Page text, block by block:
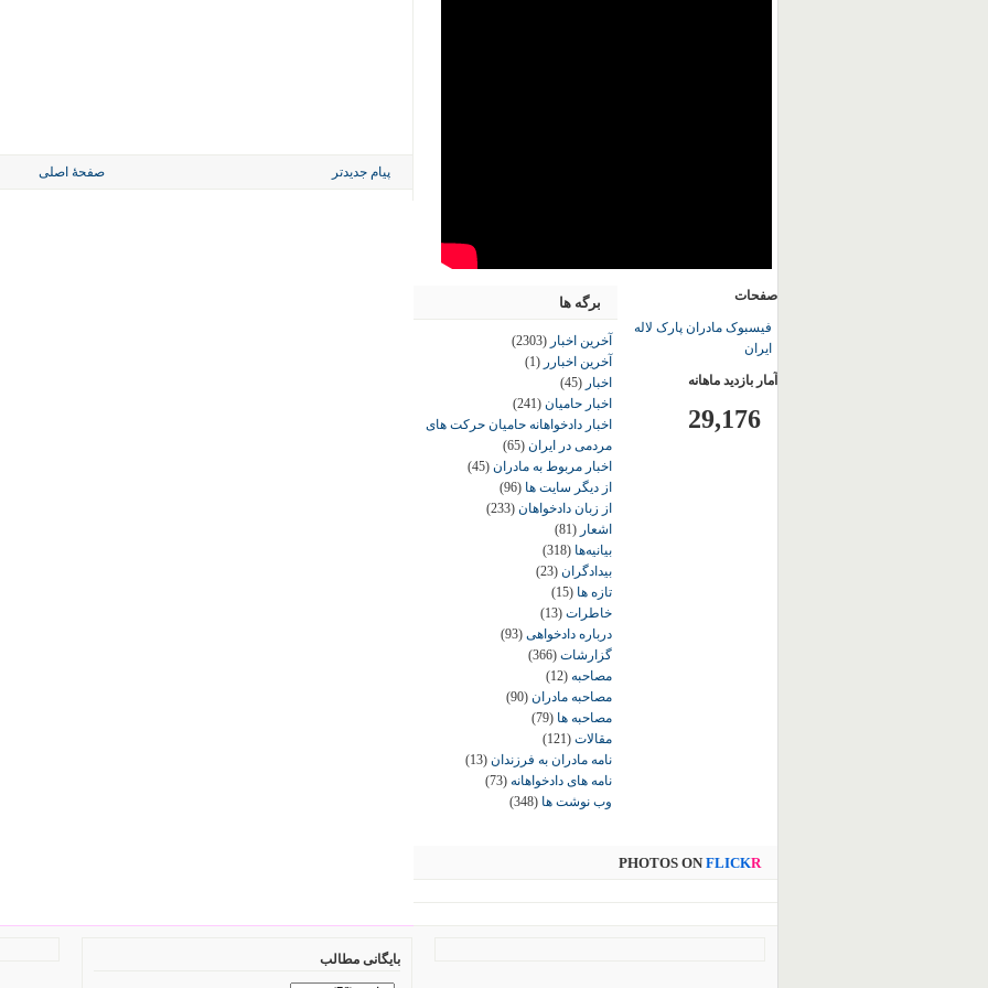
پیام جدیدتر صفحهٔ اصلی
برگه ها
آخرین اخبار (2303)
آخرین اخبارر (1)
اخبار (45)
اخبار حامیان (241)
اخبار دادخواهانه حامیان حرکت های
مردمی در ایران (65)
اخبار مربوط به مادران (45)
از دیگر سایت ها (96)
از زبان دادخواهان (233)
اشعار (81)
بیانیه‌ها (318)
بیدادگران (23)
تازه ها (15)
خاطرات (13)
درباره دادخواهی (93)
گزارشات (366)
مصاحبه (12)
مصاحبه مادران (90)
مصاحبه ها (79)
مقالات (121)
نامه مادران به فرزندان (13)
نامه های دادخواهانه (73)
وب نوشت ها (348)
صفحات
فیسبوک مادران پارک لاله
ایران
آمار بازدید ماهانه
29,176
PHOTOS ON FLICKR
بایگانی مطالب